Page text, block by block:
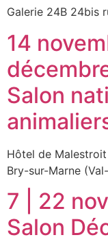
Galerie 24B 24bis
14
Salon
Hôtel de
Bry-sur-Marne
7 | 22
Salon